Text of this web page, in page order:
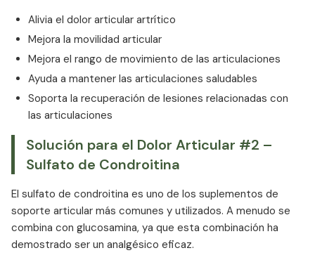
Alivia el dolor articular artrítico
Mejora la movilidad articular
Mejora el rango de movimiento de las articulaciones
Ayuda a mantener las articulaciones saludables
Soporta la recuperación de lesiones relacionadas con
las articulaciones
Solución para el Dolor Articular #2 –
Sulfato de Condroitina
El sulfato de condroitina es uno de los suplementos de
soporte articular más comunes y utilizados. A menudo se
combina con glucosamina, ya que esta combinación ha
demostrado ser un analgésico eficaz.